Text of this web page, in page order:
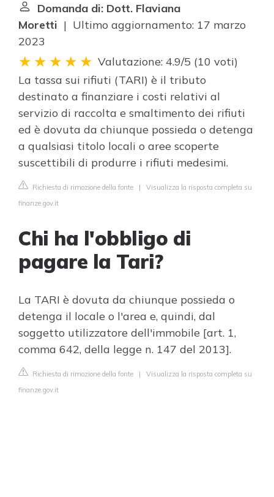
Domanda di: Dott. Flaviana
Moretti | Ultimo aggiornamento: 17 marzo
2023
Valutazione: 4.9/5 (10 voti)
La tassa sui rifiuti (TARI) è il tributo
destinato a finanziare i costi relativi al
servizio di raccolta e smaltimento dei rifiuti
ed è dovuta da chiunque possieda o detenga
a qualsiasi titolo locali o aree scoperte
suscettibili di produrre i rifiuti medesimi.
Richiesta di rimozione della fonte | Visualizza la risposta completa su
finanze.gov.it
Chi ha l'obbligo di
pagare la Tari?
La TARI è dovuta da chiunque possieda o
detenga il locale o l'area e, quindi, dal
soggetto utilizzatore dell'immobile [art. 1,
comma 642, della legge n. 147 del 2013].
Richiesta di rimozione della fonte | Visualizza la risposta completa su
finanze.gov.it